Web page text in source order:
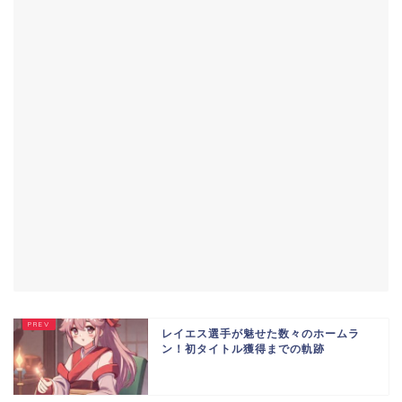
レイエス選手が魅せた数々のホームラ
ン！初タイトル獲得までの軌跡